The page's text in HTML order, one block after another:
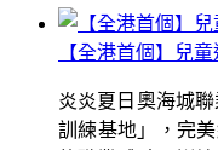
【全港首個】兒
炎炎夏日奧海城
訓練基地」，完